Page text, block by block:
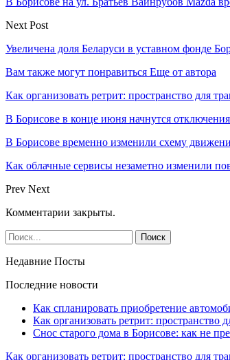
Next Post
Увеличена доля Беларуси в уставном фонде
Вам также могут понравиться Еще от автора
Как организовать ретрит: пространство для
В Борисове в конце июня начнутся
В Борисове временно изменили схему
Как облачные сервисы незаметно изменили
Prev Next
Комментарии закрыты.
Недавние Посты
Последние новости
Как спланировать приобретение
Как организовать ретрит:
Снос старого дома в Борисове: как не
Как организовать ретрит: пространство для